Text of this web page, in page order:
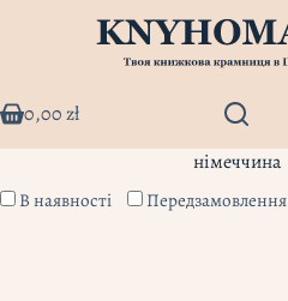
Кошик
0,00zł
німеччина
В наявності Передзамовлення